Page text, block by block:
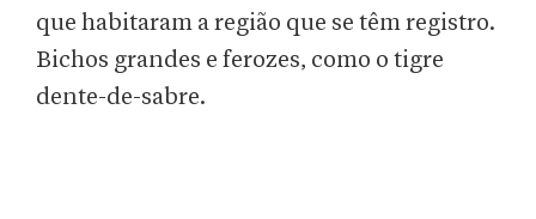
que habitaram a região que se têm registro.
Bichos grandes e ferozes, como o tigre
dente-de-sabre.